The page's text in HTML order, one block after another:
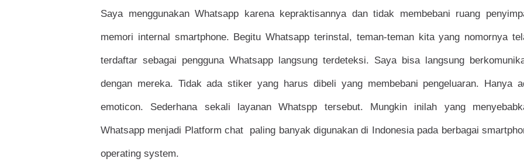
Saya menggunakan Whatsapp karena kepraktisannya dan tidak membebani ruang
memori internal smartphone. Begitu Whatsapp terinstal, teman-teman kita yang nomornya
terdaftar sebagai pengguna Whatsapp langsung terdeteksi. Saya bisa langsung
dengan mereka. Tidak ada stiker yang harus dibeli yang membebani pengeluaran. Hanya
emoticon. Sederhana sekali layanan Whatspp tersebut. Mungkin inilah yang
Whatsapp menjadi Platform chat paling banyak digunakan di Indonesia pada berbagai
operating system.